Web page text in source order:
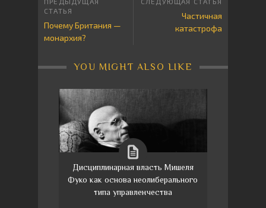
Почему Британия —
монархия?
Частичная
катастрофа
YOU MIGHT ALSO LIKE
Дисциплинарная власть Мишеля
Фуко как основа неолиберального
типа управленчества